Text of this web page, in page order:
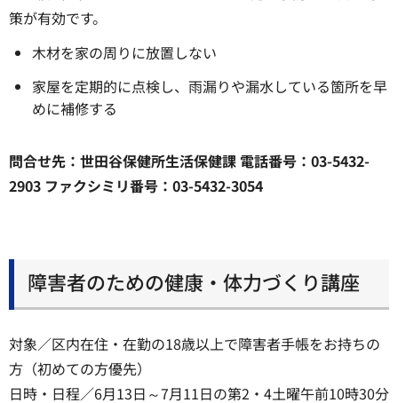
策が有効です。
木材を家の周りに放置しない
家屋を定期的に点検し、雨漏りや漏水している箇所を早
めに補修する
問合せ先：世田谷保健所生活保健課 電話番号：03-5432-
2903 ファクシミリ番号：03-5432-3054
障害者のための健康・体力づくり講座
対象／区内在住・在勤の18歳以上で障害者手帳をお持ちの
方（初めての方優先）
日時・日程／6月13日～7月11日の第2・4土曜午前10時30分